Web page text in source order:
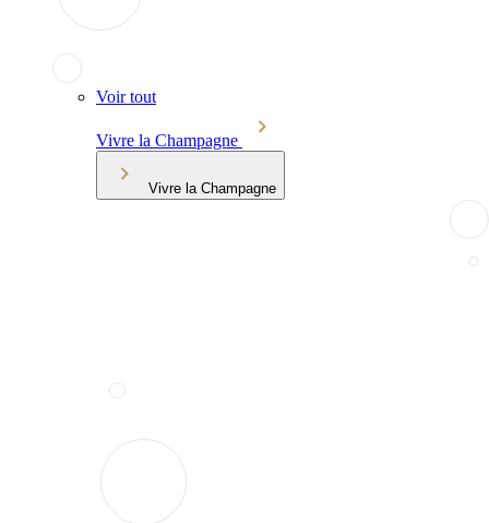
Voir tout
Vivre la Champagne
Vivre la Champagne